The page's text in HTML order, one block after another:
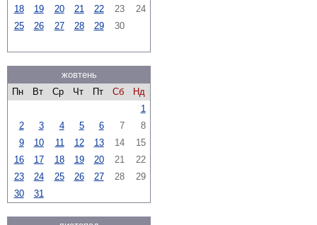
18
19 20 21 22 23
24
25
26 27 28 29 30
жовтень
Пн
Вт Ср Чт Пт Сб
Нд
1
2
3 4 5 6 7
8
9
10 11 12 13 14
15
16
17 18 19 20 21
22
23
24 25 26 27 28
29
30
31